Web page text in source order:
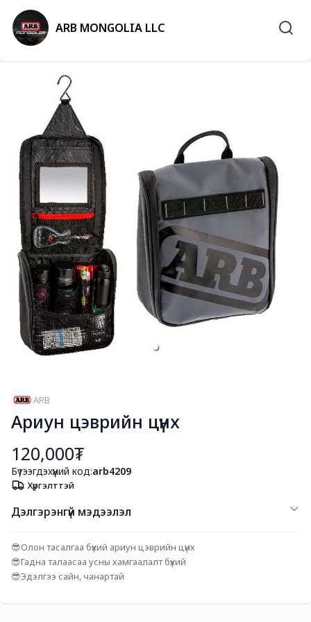
ARB MONGOLIA LLC
ARB
Ариун цэврийн цүнх
120,000₮
Бүтээгдэхүүний код:arb4209
Хүргэлттэй
Дэлгэрэнгүй мэдээлэл
😎Олон тасалгаа бүхий ариун цэврийн цүнх
😎Гадна талаасаа усны хамгаалалт бүхий
😎Эдэлгээ сайн, чанартай